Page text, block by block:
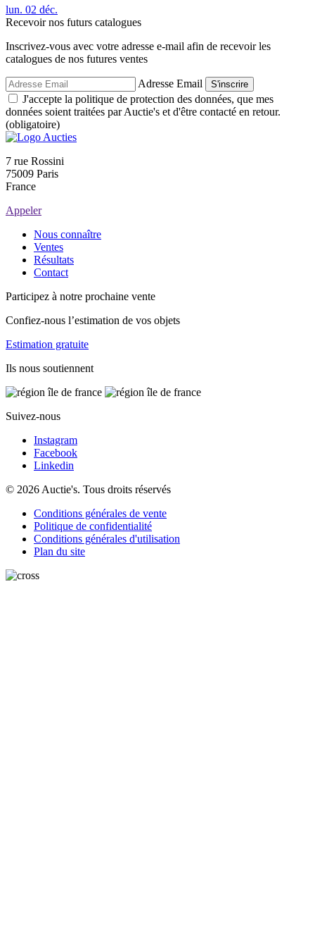
lun. 02 déc.
Recevoir nos futurs catalogues
Inscrivez-vous avec votre adresse e-mail afin de recevoir les
catalogues de nos futures ventes
Adresse Email S'inscrire
J'accepte la politique de protection des données, que mes
données soient traitées par Auctie's et d'être contacté en retour.
(obligatoire)
7 rue Rossini
75009 Paris
France
Appeler
Nous connaître
Ventes
Résultats
Contact
Participez à notre prochaine vente
Confiez-nous l’estimation de vos objets
Estimation gratuite
Ils nous soutiennent
Suivez-nous
Instagram
Facebook
Linkedin
© 2026 Auctie's. Tous droits réservés
Conditions générales de vente
Politique de confidentialité
Conditions générales d'utilisation
Plan du site